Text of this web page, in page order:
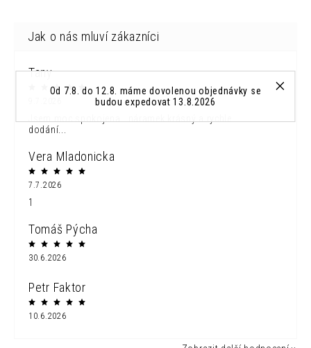
Od 7.8. do 12.8. máme dovolenou objednávky se
budou expedovat 13.8.2026
Tany
dodání...
Vera Mladonicka
7.7.2026
1
Tomáš Pýcha
30.6.2026
Petr Faktor
10.6.2026